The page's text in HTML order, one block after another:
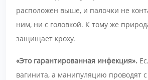
расположен выше, и палочки не
ним, ни с головкой. К тому же
защищает кроху.
«Это гарантированная инфекция».
вагинита, а манипуляцию проводят